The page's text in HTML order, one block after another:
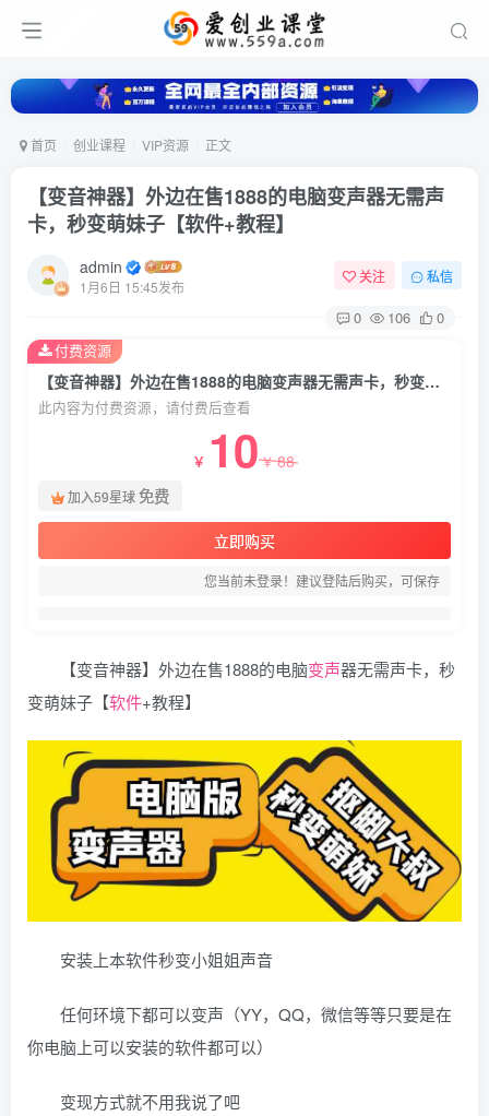
首页 创业课程 VIP资源 正文
【变音神器】外边在售1888的电脑变声器无需声
卡，秒变萌妹子【软件+教程】
admin
1月6日 15:45发布
关注 私信
0 106 0
【变音神器】外边在售1888的电脑变声器无需声卡，秒变萌妹子【软件+教程】
此内容为付费资源，请付费后查看
￥ 10￥88
加入59星球免费
立即购买
您当前未登录！建议登陆后购买，可保存
付费资源
【变音神器】外边在售1888的电脑变声器无需声卡，秒
变萌妹子【软件+教程】
安装上本软件秒变小姐姐声音
任何环境下都可以变声（YY，QQ，微信等等只要是在
你电脑上可以安装的软件都可以）
变现方式就不用我说了吧